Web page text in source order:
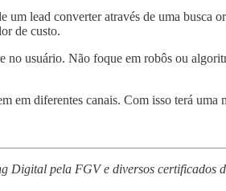
um lead converter através de uma
de custo.
no usuário. Não foque em robôs ou
em diferentes canais. Com isso terá uma
Digital pela FGV e diversos certificados